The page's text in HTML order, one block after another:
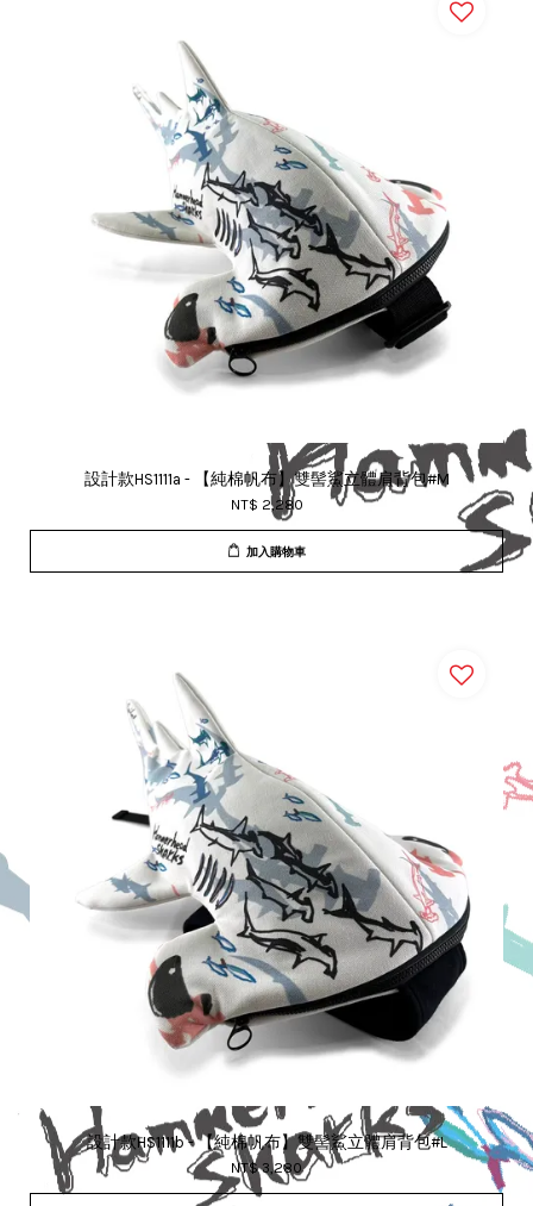
設計款HS1111a - 【純棉帆布】雙髻鯊立體肩背包#M
NT$ 2,280
加入購物車
設計款HS1111b - 【純棉帆布】雙髻鯊立體肩背包#L
NT$ 3,280